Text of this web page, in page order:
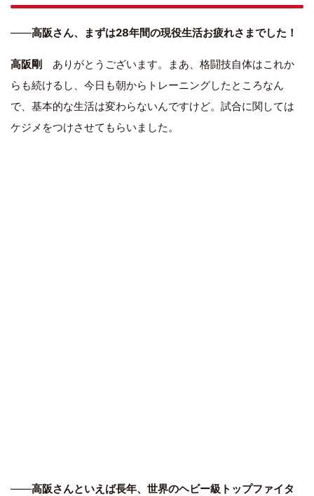
――高阪さん、まずは28年間の現役生活お疲れさまでした！
高阪剛 ありがとうございます。まあ、格闘技自体はこれか
らも続けるし、今日も朝からトレーニングしたところなん
で、基本的な生活は変わらないんですけど。試合に関しては
ケジメをつけさせてもらいました。
――高阪さんといえば長年、世界のヘビー級トップファイタ